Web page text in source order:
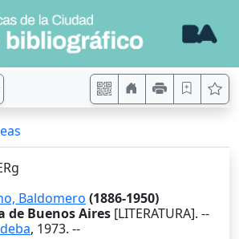
Baldomero (1886-1950)
de Buenos Aires [LITERATURA]. --
, 1973. --